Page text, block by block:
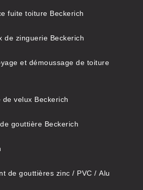
fuite toiture Beckerich
de zinguerie Beckerich
et démoussage de toiture
velux Beckerich
gouttière Beckerich
de gouttières zinc / PVC / Alu